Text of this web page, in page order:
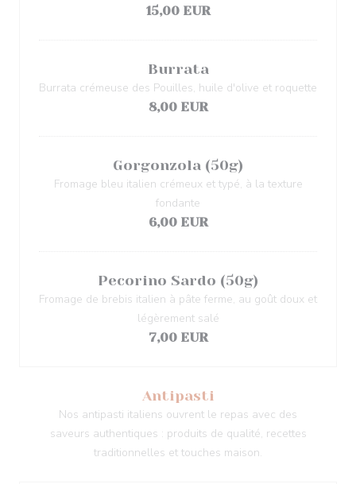
15,00 EUR
Burrata
Burrata crémeuse des Pouilles, huile d'olive et roquette
8,00 EUR
Gorgonzola (50g)
Fromage bleu italien crémeux et typé, à la texture
fondante
6,00 EUR
Pecorino Sardo (50g)
Fromage de brebis italien à pâte ferme, au goût doux et
légèrement salé
7,00 EUR
Antipasti
Nos antipasti italiens ouvrent le repas avec des
saveurs authentiques : produits de qualité, recettes
traditionnelles et touches maison.